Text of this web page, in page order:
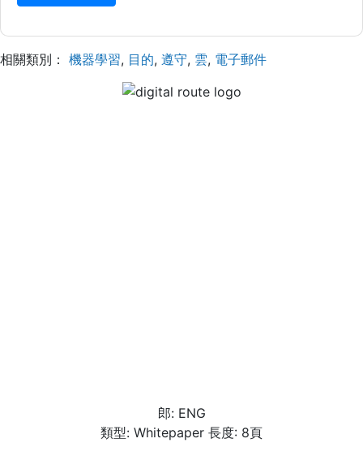
相關類別： 機器學習, 目的, 遵守, 雲, 電子郵件
郎: ENG
類型: Whitepaper 長度: 8頁